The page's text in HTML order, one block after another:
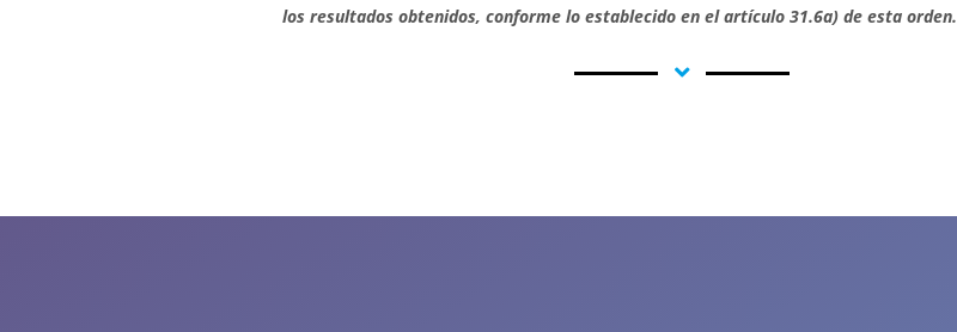
los resultados obtenidos, conforme lo establecido en el artículo 31.6a) de esta orden.